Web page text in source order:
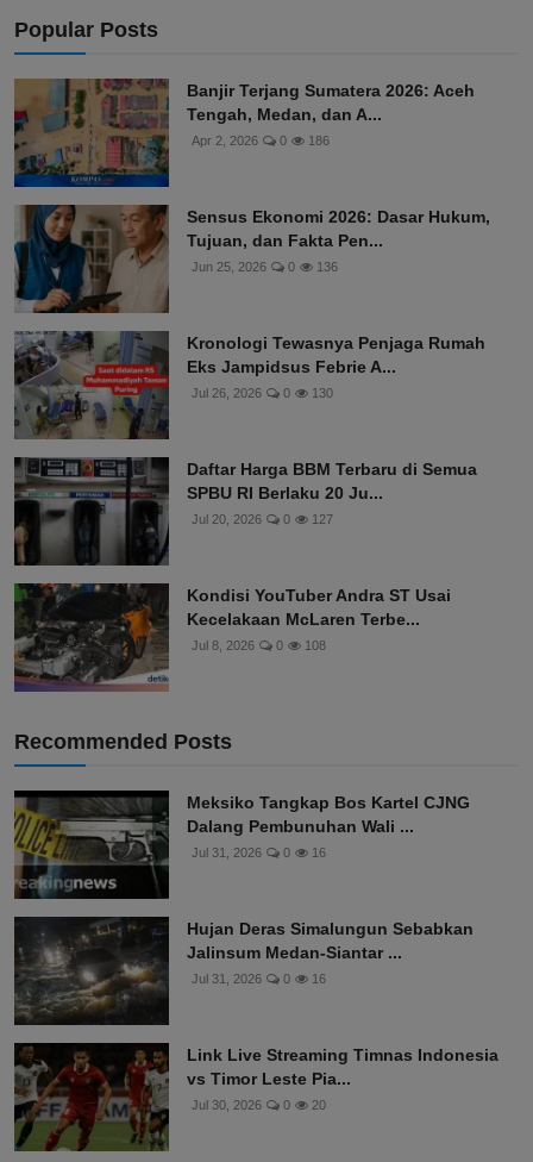
Popular Posts
Banjir Terjang Sumatera 2026: Aceh
Tengah, Medan, dan A...
Apr 2, 2026 0 186
Sensus Ekonomi 2026: Dasar Hukum,
Tujuan, dan Fakta Pen...
Jun 25, 2026 0 136
Kronologi Tewasnya Penjaga Rumah
Eks Jampidsus Febrie A...
Jul 26, 2026 0 130
Daftar Harga BBM Terbaru di Semua
SPBU RI Berlaku 20 Ju...
Jul 20, 2026 0 127
Kondisi YouTuber Andra ST Usai
Kecelakaan McLaren Terbe...
Jul 8, 2026 0 108
Recommended Posts
Meksiko Tangkap Bos Kartel CJNG
Dalang Pembunuhan Wali ...
Jul 31, 2026 0 16
Hujan Deras Simalungun Sebabkan
Jalinsum Medan-Siantar ...
Jul 31, 2026 0 16
Link Live Streaming Timnas Indonesia
vs Timor Leste Pia...
Jul 30, 2026 0 20